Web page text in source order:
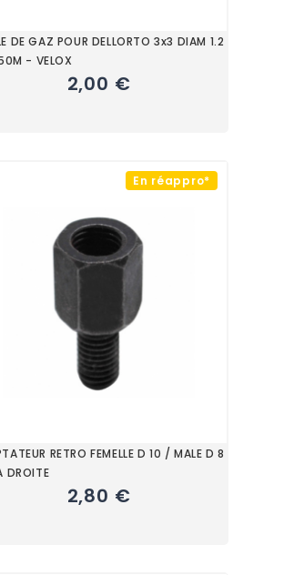
DE GAZ POUR DELLORTO 3x3 DIAM 1.2
- VELOX
2,00 €
En réappro*
RETRO FEMELLE D 10 / MALE D 8
DROITE
2,80 €